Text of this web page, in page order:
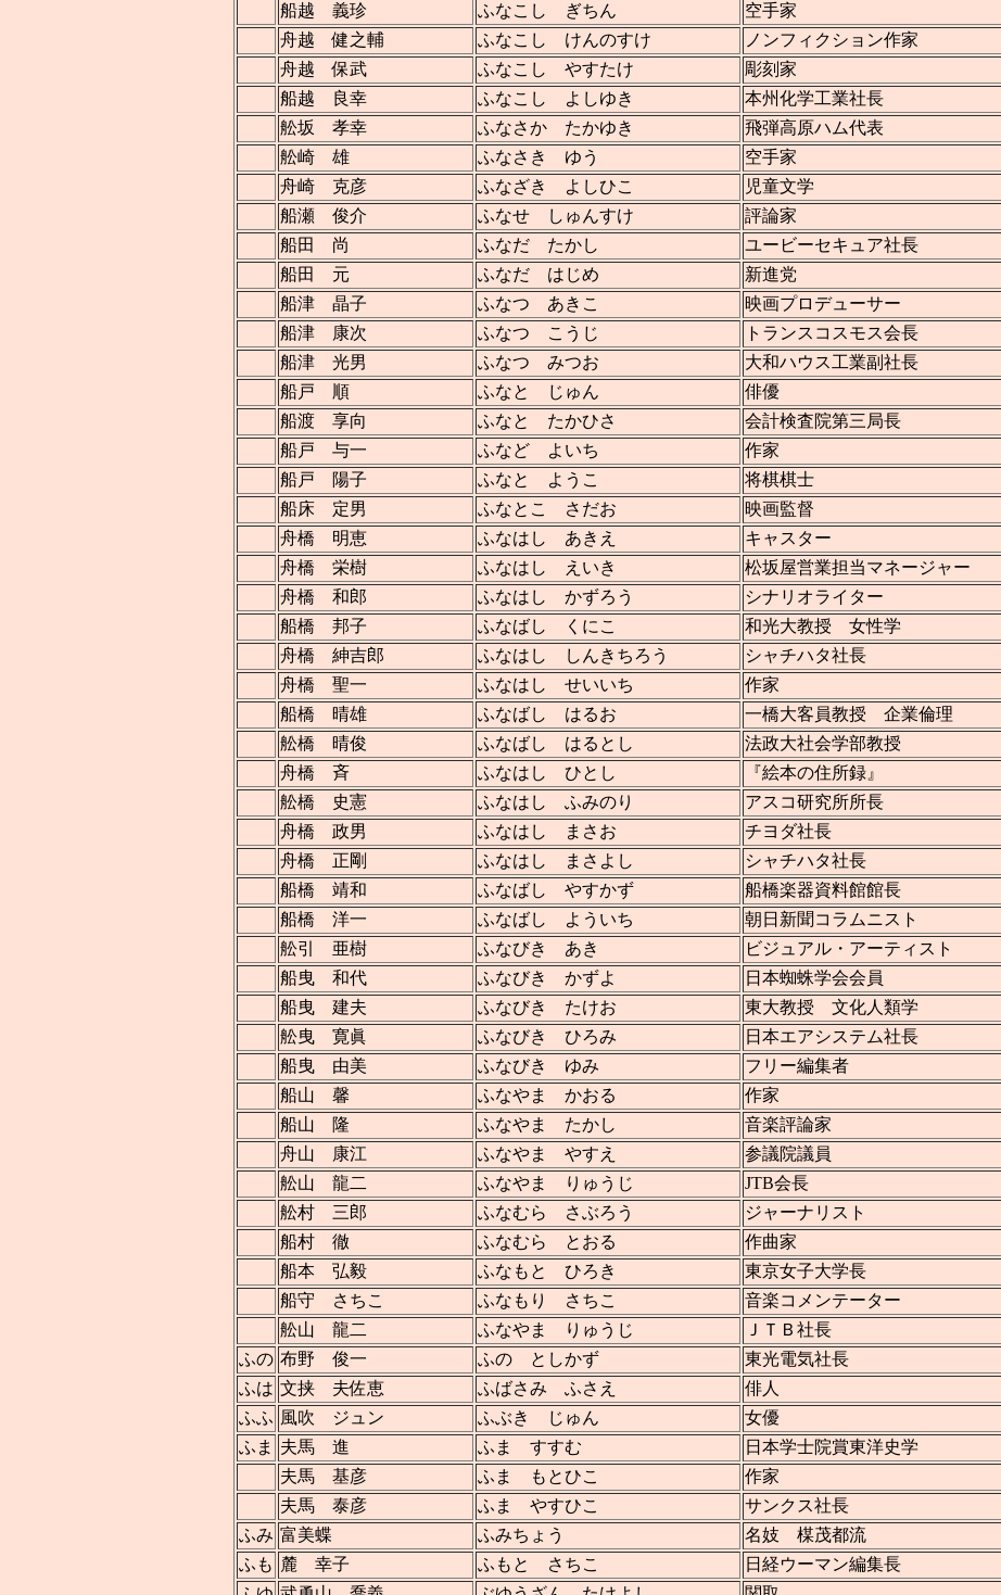
船越 義珍
ふなこし ぎちん 空手家
舟越 健之輔
ふなこし けんのすけ ノンフィクション作家
舟越 保武
ふなこし やすたけ
彫刻家
船越 良幸
ふなこし よしゆき 本州化学工業社長
舩坂 孝幸
ふなさか たかゆき 飛弾高原ハム代表
舩崎 雄
ふなさき ゆう 空手家
舟崎 克彦
ふなざき よしひこ
児童文学
船瀬 俊介
ふなせ しゅんすけ
評論家
船田 尚
ふなだ たかし ユービーセキュア社長
船田 元
ふなだ はじめ
新進党
船津 晶子
ふなつ あきこ 映画プロデューサー
船津 康次
ふなつ こうじ トランスコスモス会長
船津 光男
ふなつ みつお 大和ハウス工業副社長
船戸 順
ふなと じゅん
俳優
船渡 享向
ふなと たかひさ
会計検査院第三局長
船戸 与一
ふなど よいち 作家
船戸 陽子
ふなと ようこ 将棋棋士
船床 定男
ふなとこ さだお 映画監督
舟橋 明恵
ふなはし あきえ キャスター
舟橋 栄樹
ふなはし えいき 松坂屋営業担当マネージャー
舟橋 和郎
ふなはし かずろう
シナリオライター
船橋 邦子
ふなばし くにこ 和光大教授 女性学
舟橋 紳吉郎
ふなはし しんきちろう シャチハタ社長
舟橋 聖一
ふなはし せいいち 作家
船橋 晴雄
ふなばし はるお 一橋大客員教授 企業倫理
舩橋 晴俊
ふなばし はるとし
法政大社会学部教授
舟橋 斉
ふなはし ひとし
『絵本の住所録』
舩橋 史憲
ふなはし ふみのり
アスコ研究所所長
舟橋 政男
ふなはし まさお
チヨダ社長
舟橋 正剛
ふなはし まさよし シャチハタ社長
船橋 靖和
ふなばし やすかず 船橋楽器資料館館長
船橋 洋一
ふなばし よういち 朝日新聞コラムニスト
舩引 亜樹
ふなびき あき ビジュアル・アーティスト
船曳 和代
ふなびき かずよ 日本蜘蛛学会会員
船曳 建夫
ふなびき たけお 東大教授 文化人類学
舩曳 寛眞
ふなびき ひろみ
日本エアシステム社長
船曳 由美
ふなびき ゆみ フリー編集者
船山 馨
ふなやま かおる
作家
船山 隆
ふなやま たかし 音楽評論家
舟山 康江
ふなやま やすえ 参議院議員
舩山 龍二
ふなやま りゅうじ JTB会長
舩村 三郎
ふなむら さぶろう
ジャーナリスト
船村 徹
ふなむら とおる
作曲家
船本 弘毅
ふなもと ひろき
東京女子大学長
船守 さちこ
ふなもり さちこ 音楽コメンテーター
舩山 龍二
ふなやま りゅうじ
ＪＴＢ社長
ふの 布野 俊一 ふの としかず 東光電気社長
ふは 文挟 夫佐恵 ふばさみ ふさえ 俳人
ふふ 風吹 ジュン ふぶき じゅん 女優
ふま
夫馬 進 ふま すすむ
日本学士院賞東洋史学
夫馬 基彦
ふま もとひこ
作家
夫馬 泰彦
ふま やすひこ
サンクス社長
ふみ 富美蝶 ふみちょう 名妓 楳茂都流
ふも 麓 幸子 ふもと さちこ 日経ウーマン編集長